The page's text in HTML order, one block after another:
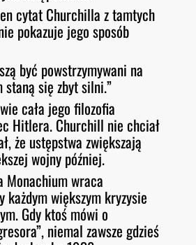
cytat Churchilla z tamtych
pokazuje jego sposób
być powstrzymywani na
staną się zbyt silni.”
cała jego filozofia
Hitlera. Churchill nie chciał
że ustępstwa zwiększają
wojny później.
Monachium wraca
każdym większym kryzysie
Gdy ktoś mówi o
niemal zawsze gdzieś